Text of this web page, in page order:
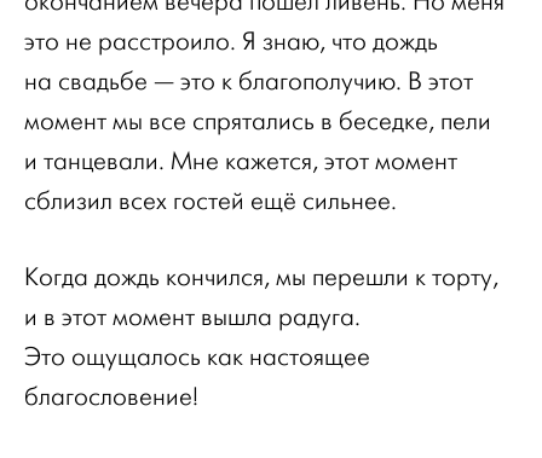
это не расстроило. Я знаю, что дождь
на свадьбе — это к благополучию. В этот
момент мы все спрятались в беседке, пели
и танцевали. Мне кажется, этот момент
сблизил всех гостей ещё сильнее.
Когда дождь кончился, мы перешли к торту,
и в этот момент вышла радуга.
Это ощущалось как настоящее
благословение!